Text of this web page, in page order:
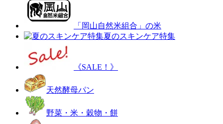
「岡山自然米組合」の米
夏のスキンケア特集
《SALE！》
天然酵母パン
野菜・米・穀物・餅